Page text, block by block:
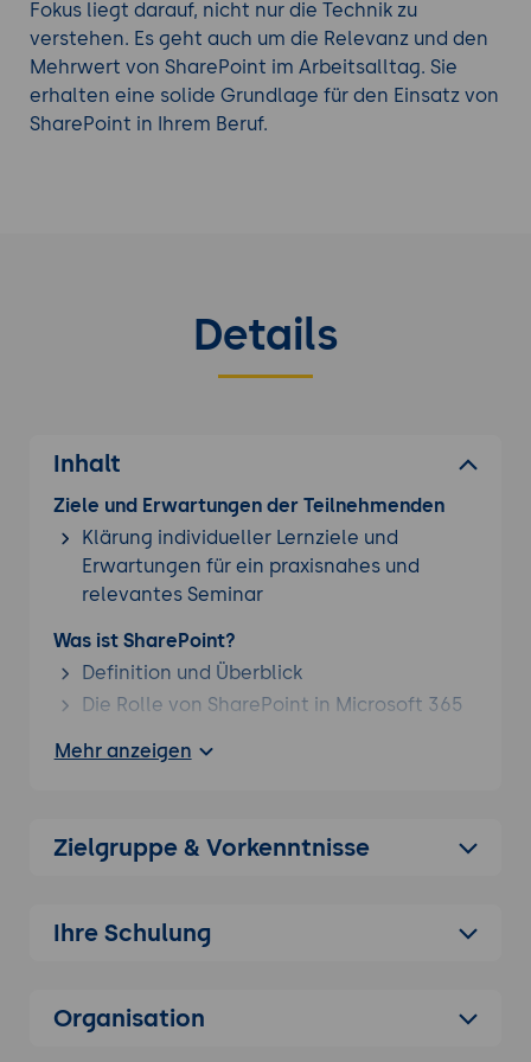
effektiver kommunizieren,
zusammenarbeiten und Inhalte teilen.
Anpassung und PersonalisierungDie
Teilnehmenden lernen, wie sie SharePoint an
ihre individuellen Bedürfnisse anpassen
Fokus liegt darauf, nicht nur die Technik zu
verstehen. Es geht auch um die Relevanz und den
Mehrwert von SharePoint im Arbeitsalltag. Sie
erhalten eine solide Grundlage für den Einsatz von
SharePoint in Ihrem Beruf.
Details
Inhalt
Ziele und Erwartungen der Teilnehmenden
Klärung individueller Lernziele und
Erwartungen für ein praxisnahes und
relevantes Seminar
Was ist SharePoint?
Definition und Überblick
Die Rolle von SharePoint in Microsoft 365
Vorteile der Verwendung von SharePoint
Anmelden und Navigieren
Schnellzugriffsleiste und Hauptmenü
Einführung in Dokumentbibliotheken
Mehr anzeigen
Zielgruppe & Vorkenntnisse
Ihre Schulung
Organisation